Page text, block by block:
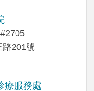
路201號
療服務處